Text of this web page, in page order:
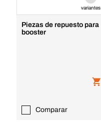
variantes
Piezas de repuesto para
booster
Comparar